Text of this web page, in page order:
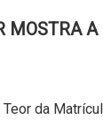
MOSTRA
da